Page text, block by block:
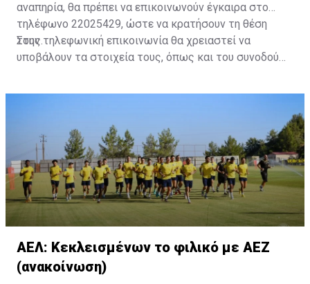
αναπηρία, θα πρέπει να επικοινωνούν έγκαιρα στο
τηλέφωνο 22025429, ώστε να κρατήσουν τη θέση
τους.
Στην τηλεφωνική επικοινωνία θα χρειαστεί να
υποβάλουν τα στοιχεία τους, όπως και του συνοδού
ονοματεπώνυμο, αριθμός πινακίδας αυτοκινήτου,
ΑΕΛ: Κεκλεισμένων το φιλικό με ΑΕΖ
(ανακοίνωση)